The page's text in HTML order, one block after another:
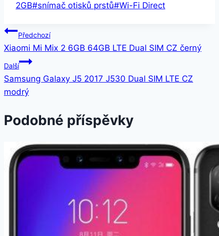
2GB#snímač otisků prstů#Wi-Fi Direct
Navigace
pro
příspěvek
Předchozí
Xiaomi Mi Mix 2 6GB 64GB LTE Dual SIM CZ černý
Další
Samsung Galaxy J5 2017 J530 Dual SIM LTE CZ
modrý
Podobné příspěvky